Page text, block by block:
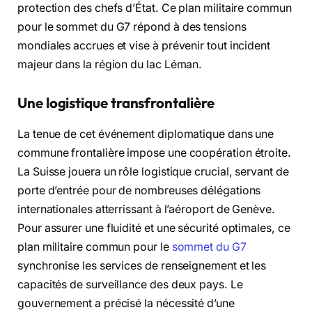
protection des chefs d’État. Ce plan militaire commun
pour le sommet du G7 répond à des tensions
mondiales accrues et vise à prévenir tout incident
majeur dans la région du lac Léman.
Une logistique transfrontalière
La tenue de cet événement diplomatique dans une
commune frontalière impose une coopération étroite.
La Suisse jouera un rôle logistique crucial, servant de
porte d’entrée pour de nombreuses délégations
internationales atterrissant à l’aéroport de Genève.
Pour assurer une fluidité et une sécurité optimales, ce
plan militaire commun pour le sommet du G7
synchronise les services de renseignement et les
capacités de surveillance des deux pays. Le
gouvernement a précisé la nécessité d’une